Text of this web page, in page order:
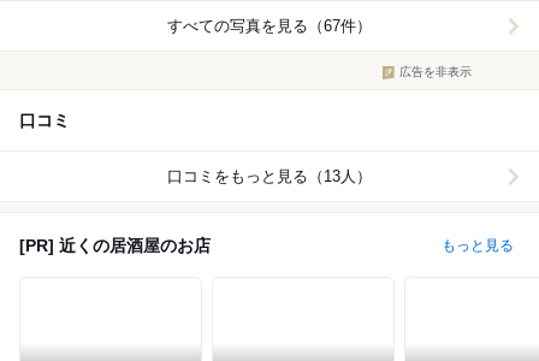
すべての写真を見る（67件）
広告を非表示
口コミ
口コミをもっと見る（13人）
[PR] 近くの居酒屋のお店 もっと見る